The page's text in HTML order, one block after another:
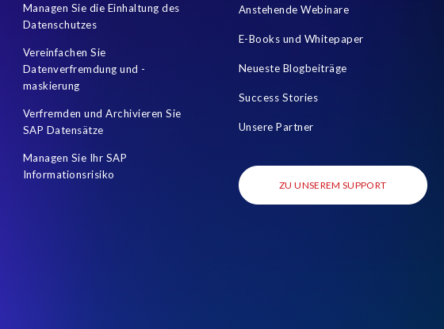
Managen Sie die Einhaltung des
Datenschutzes
Vereinfachen Sie
Datenverfremdung und -
maskierung
Verfremden und Archivieren Sie
SAP Datensätze
Managen Sie Ihr SAP
Informationsrisiko
Anstehende Webinare
E-Books und Whitepaper
Neueste Blogbeiträge
Success Stories
Unsere Partner
ZU UNSEREM SUPPORT